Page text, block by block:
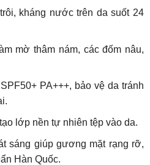
kháng nước trên da suốt 24
mờ thâm nám, các đốm nâu,
PA+++, bảo vệ da tránh
lớp nền tự nhiên tệp vào da.
sáng giúp gương mặt rạng rỡ,
Hàn Quốc.